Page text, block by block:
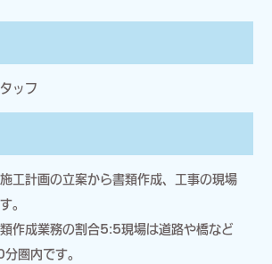
ッフ
工計画の立案から書類作成、工事の現場
。
作成業務の割合5:5現場は道路や橋など
圏内です。